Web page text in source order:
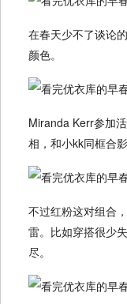
在春天少不了谈论
颜色。
Miranda Kerr参加
相，和小kk同框合
不过红粉这对组合
雷。比如穿搭很少
尽。